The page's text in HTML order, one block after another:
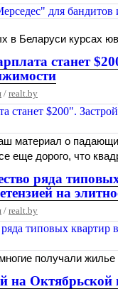
в Беларуси курсах
станет
/ realt.by
материал о
еще дорого, что
ряда
на
/ realt.by
получали
на